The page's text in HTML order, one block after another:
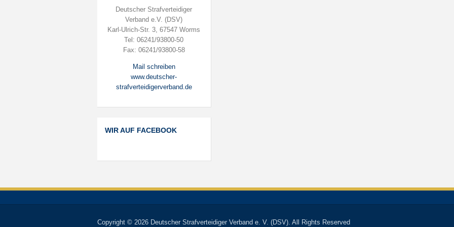
Deutscher Strafverteidiger
Verband e.V. (DSV)
Karl-Ulrich-Str. 3, 67547 Worms
Tel: 06241/93800-50
Fax: 06241/93800-58
Mail schreiben
www.deutscher-
strafverteidigerverband.de
WIR AUF FACEBOOK
Copyright © 2026 Deutscher Strafverteidiger Verband e. V. (DSV). All Rights Reserved